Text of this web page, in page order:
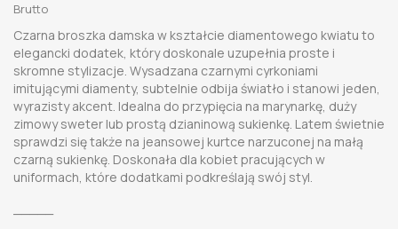
Brutto
Czarna broszka damska w kształcie diamentowego kwiatu to
elegancki dodatek, który doskonale uzupełnia proste i
skromne stylizacje. Wysadzana czarnymi cyrkoniami
imitującymi diamenty, subtelnie odbija światło i stanowi jeden,
wyrazisty akcent. Idealna do przypięcia na marynarkę, duży
zimowy sweter lub prostą dzianinową sukienkę. Latem świetnie
sprawdzi się także na jeansowej kurtce narzuconej na małą
czarną sukienkę. Doskonała dla kobiet pracujących w
uniformach, które dodatkami podkreślają swój styl.